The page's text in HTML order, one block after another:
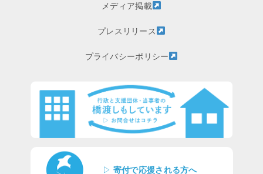
メディア掲載
プレスリリース
プライバシーポリシー
▷ 寄付で応援される方へ